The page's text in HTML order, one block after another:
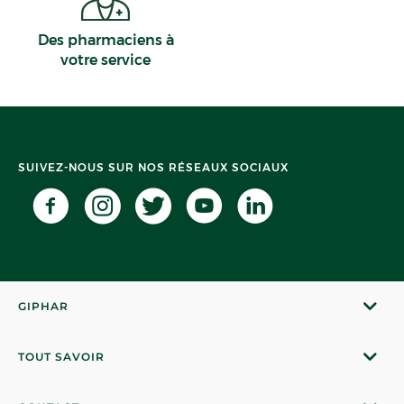
Des pharmaciens à
votre service
SUIVEZ-NOUS SUR NOS RÉSEAUX SOCIAUX
GIPHAR
TOUT SAVOIR